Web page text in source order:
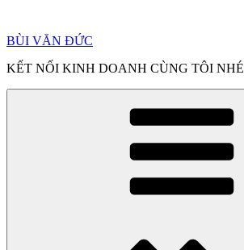
phần
dung
BÙI VĂN ĐỨC
KẾT NỐI KINH DOANH CÙNG TÔI NHÉ